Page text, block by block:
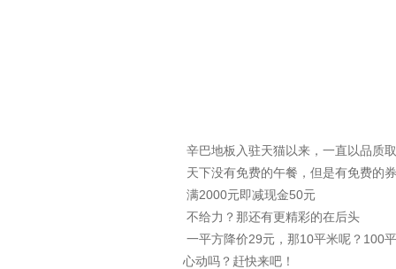
辛巴地板入驻天猫以来，一直以品质
天下没有免费的午餐，但是有免费的
满2000元即减现金50元
不给力？那还有更精彩的在后头
一平方降价29元，那10平米呢？100
心动吗？赶快来吧！